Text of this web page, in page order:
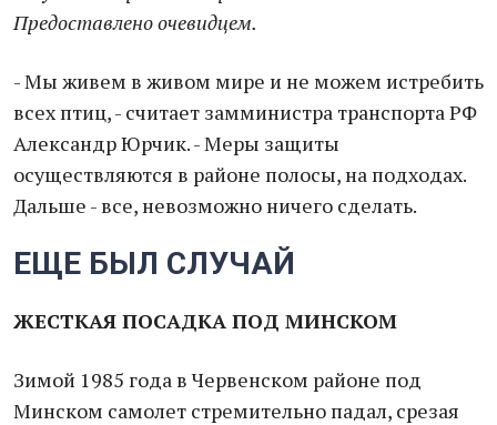
Предоставлено очевидцем.
- Мы живем в живом мире и не можем истребить
всех птиц, - считает замминистра транспорта РФ
Александр Юрчик. - Меры защиты
осуществляются в районе полосы, на подходах.
Дальше - все, невозможно ничего сделать.
ЕЩЕ БЫЛ СЛУЧАЙ
ЖЕСТКАЯ ПОСАДКА ПОД МИНСКОМ
Зимой 1985 года в Червенском районе под
Минском самолет стремительно падал, срезая